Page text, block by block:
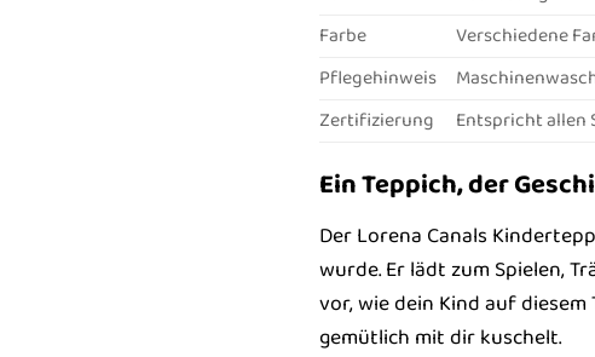
Farbe
Verschiedene
Pflegehinweis
Zertifizierung
Entspricht allen
Ein Teppich, der
Der Lorena Canals
wurde. Er lädt zum Spielen,
vor, wie dein Kind auf
gemütlich mit dir kuschelt.